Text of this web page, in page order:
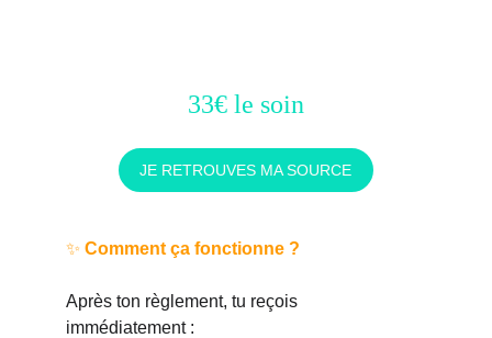
33€ le soin
JE RETROUVES MA SOURCE
✨ Comment ça fonctionne ?
Après ton règlement, tu reçois
immédiatement :